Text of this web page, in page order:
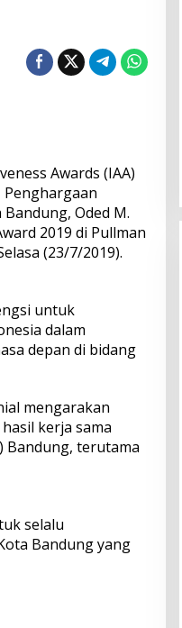
Awards (IAA)
Penghargaan
Oded M.
2019 di Pullman
(23/7/2019).
untuk
dalam
depan di bidang
mengarakan
kerja sama
Bandung, terutama
selalu
Bandung yang